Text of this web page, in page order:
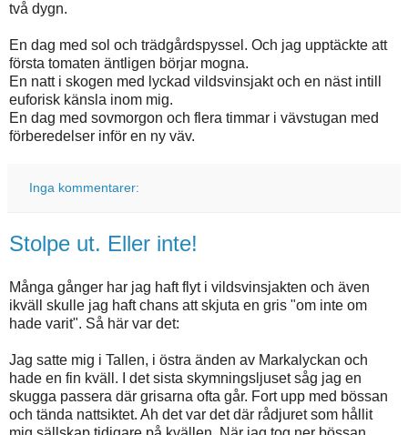
två dygn.
En dag med sol och trädgårdspyssel. Och jag upptäckte att
första tomaten äntligen börjar mogna.
En natt i skogen med lyckad vildsvinsjakt och en näst intill
euforisk känsla inom mig.
En dag med sovmorgon och flera timmar i vävstugan med
förberedelser inför en ny väv.
Inga kommentarer:
Stolpe ut. Eller inte!
Många gånger har jag haft flyt i vildsvinsjakten och även
ikväll skulle jag haft chans att skjuta en gris "om inte om
hade varit". Så här var det:
Jag satte mig i Tallen, i östra änden av Markalyckan och
hade en fin kväll. I det sista skymningsljuset såg jag en
skugga passera där grisarna ofta går. Fort upp med bössan
och tända nattsiktet. Ah det var det där rådjuret som hållit